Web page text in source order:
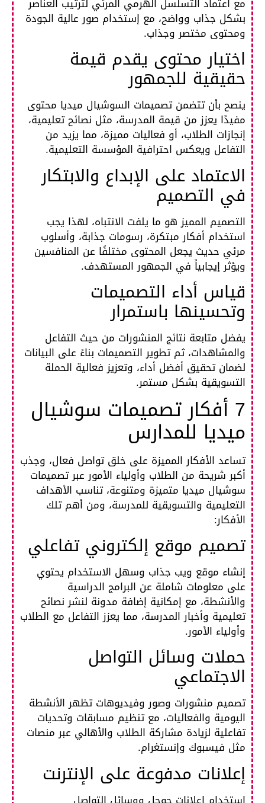
بشكل جذاب وواضح، مع إستخدام صور عالية الجودة
ومحتوى مختصر وجذاب.​
اختيار محتوى يقدم قيمة
حقيقية للجمهور
ينصح بأن تتضمن تصميمات السوشيال ميديا محتوى
مفيدًا يعزز من قيمة المدرسة، مثل نصائح تعليمية،
إنجازات الطلاب، أو فعاليات مميزة، مما يزيد من
التفاعل ويعكس احترافية المؤسسة التعليمية.
الاعتماد على الإبداع والابتكار
في التصميم
التصميم المميز هو ما يلفت الانتباه، لهذا يجب
استخدام أفكار مبتكرة، رسومات جذابة، وأسلوب
مرئي حديث يجعل المحتوى مختلفًا عن المنافسين
ويؤثر إيجابياً في الجمهور المستهدف.
قياس أداء التصميمات
وتحسينها باستمرار
يفضل متابعة نتائج المنشورات من حيث التفاعل
والمشاهدات، ثم تطوير التصميمات بناءً على البيانات
لضمان تحقيق أفضل أداء، وتعزيز فعالية الحملة
التسويقية بشكل مستمر.
7 أفكار تصميمات سوشيال
ميديا للمدارس
تساعد الأفكار المميزة على خلق تواصل فعال، وجذب
أكبر شريحة من الطلاب وأولياء الأمور عبر تصميمات
سوشيال ميديا متميزة ومتنوعة، تناسب الأهداف
التعليمية والتسويقية للمدرسة، ومن أهم تلك
الأفكار:
تصميم موقع إلكتروني تفاعلي
إنشاء موقع ويب جذاب وسهل الاستخدام يحتوي
على معلومات شاملة عن البرامج الدراسية
والأنشطة، مع إمكانية إضافة مدونة لنشر نصائح
تعليمية وأخبار المدرسة، مما يعزز التفاعل مع الطلاب
وأولياء الأمور.​
حملات وسائل التواصل
الاجتماعي
تصميم منشورات وصور وفيديوهات تظهر الأنشطة
اليومية والفعاليات، مع تنظيم مسابقات وتحديات
تفاعلية لزيادة مشاركة الطلاب والأهالي عبر منصات
مثل فيسبوك وإنستغرام.​
إعلانات مدفوعة على الإنترنت